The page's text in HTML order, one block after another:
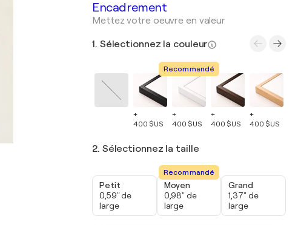
Encadrement
Mettez votre oeuvre en valeur
1. Sélectionnez la couleur
+
400 $US
Recommandé
+
400 $US
+
400 $US
+
400 $US
2. Sélectionnez la taille
Petit
0,59" de
large
Recommandé
Moyen
0,98" de
large
Grand
1,37" de
large